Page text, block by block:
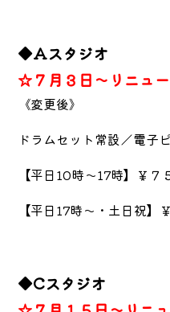
◆Aスタジオ
☆７月３日～リニュ
《変更後》
ドラムセット常設／電子
【平日10時～17時】￥７
【平日17時～・土日祝】
◆Cスタジオ